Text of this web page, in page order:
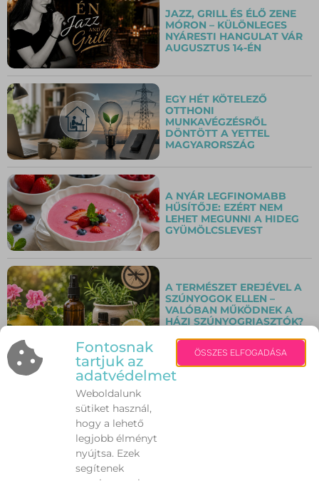
JAZZ, GRILL ÉS ÉLŐ ZENE
MÓRON – KÜLÖNLEGES
NYÁRESTI HANGULAT VÁR
AUGUSZTUS 14-ÉN
EGY HÉT KÖTELEZŐ
OTTHONI
MUNKAVÉGZÉSRŐL
DÖNTÖTT A YETTEL
MAGYARORSZÁG
A NYÁR LEGFINOMABB
HŰSÍTŐJE: EZÉRT NEM
LEHET MEGUNNI A HIDEG
GYÜMÖLCSLEVEST
A TERMÉSZET EREJÉVEL A
SZÚNYOGOK ELLEN –
VALÓBAN MŰKÖDNEK A
HÁZI SZÚNYOGRIASZTÓK?
A MUSKÁTLI TITKA: ÍGY
Fontosnak
tartjuk az
adatvédelmet
Weboldalunk
sütiket használ,
hogy a lehető
legjobb élményt
nyújtsa. Ezek
segítenek
ÖSSZES ELFOGADÁSA